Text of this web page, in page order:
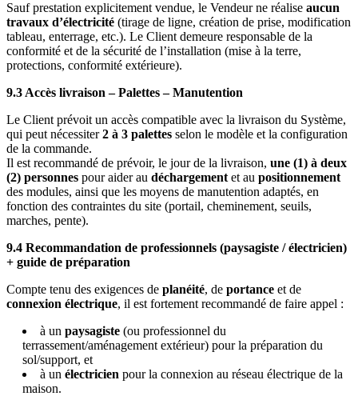
Sauf prestation explicitement vendue, le Vendeur ne réalise aucun
travaux d’électricité (tirage de ligne, création de prise, modification
tableau, enterrage, etc.). Le Client demeure responsable de la
conformité et de la sécurité de l’installation (mise à la terre,
protections, conformité extérieure).
9.3 Accès livraison – Palettes – Manutention
Le Client prévoit un accès compatible avec la livraison du Système,
qui peut nécessiter2 à 3 palettes selon le modèle et la configuration
de la commande.
Il est recommandé de prévoir, le jour de la livraison, une (1) à deux
(2) personnes pour aider au déchargement et au positionnement
des modules, ainsi que les moyens de manutention adaptés, en
fonction des contraintes du site (portail, cheminement, seuils,
marches, pente).
9.4 Recommandation de professionnels (paysagiste / électricien)
+ guide de préparation
Compte tenu des exigences de planéité, de portance et de
connexion électrique, il est fortement recommandé de faire appel :
à un paysagiste (ou professionnel du
terrassement/aménagement extérieur) pour la préparation du
sol/support, et
à un électricien pour la connexion au réseau électrique de la
maison.